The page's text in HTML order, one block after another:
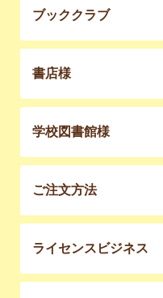
ブッククラブ
書店様
学校図書館様
ご注文方法
ライセンスビジネス